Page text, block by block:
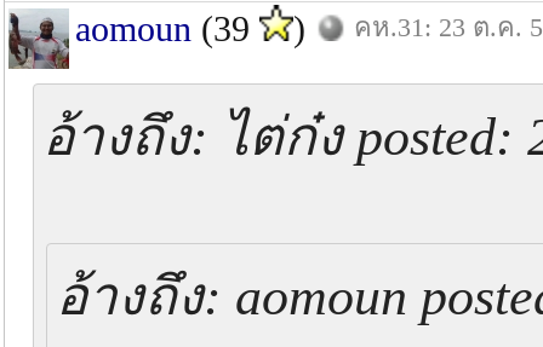
aomoun (39 ) คห.31: 23 ต.ค.
อ้างถึง: ไต่ก๋ง posted:
อ้างถึง: aomoun